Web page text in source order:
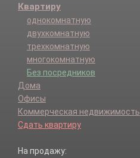
Квартиру
однокомнатную
двухкомнатную
трехкомнатную
многокомнатную
Без посредников
Дома
Офисы
Коммерческая недвижимость
Сдать квартиру
На продажу: